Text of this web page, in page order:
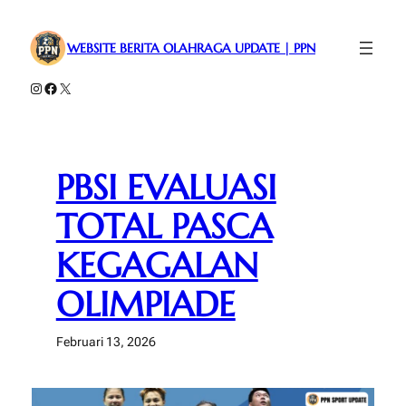
konten
WEBSITE BERITA OLAHRAGA UPDATE | PPN
Instagram
Facebook
X
PBSI EVALUASI
TOTAL PASCA
KEGAGALAN
OLIMPIADE
Februari 13, 2026